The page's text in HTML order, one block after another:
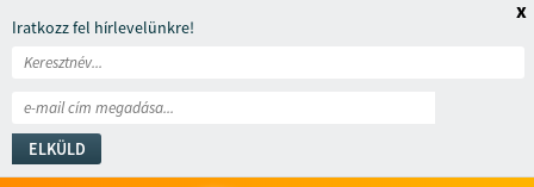
Iratkozz fel hírlevelünkre!
ELKÜLD
x